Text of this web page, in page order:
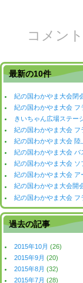
コメン
最新の10件
紀の国わかやま大会閉
紀の国わかやま大会 フ
きいちゃん広場ステー
紀の国わかやま大会 フ
紀の国わかやま大会 陸
紀の国わかやま大会 バ
紀の国わかやま大会
紀の国わかやま大会 ア
紀の国わかやま大会開
紀の国わかやま大会 フ
過去の記事
2015年10月 (26)
2015年9月 (20)
2015年8月 (32)
2015年7月 (28)